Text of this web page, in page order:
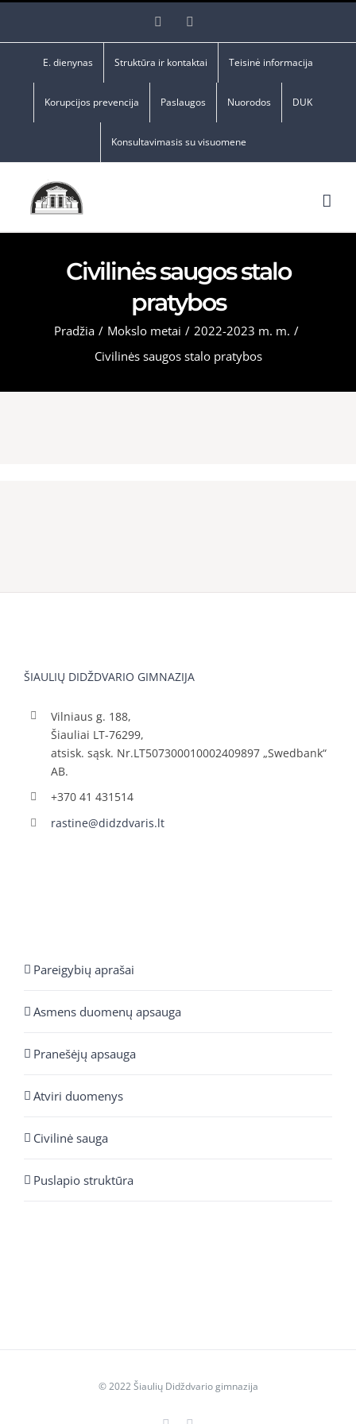
Facebook
E. dienynas Struktūra ir kontaktai Teisinė informacija
Korupcijos prevencija Paslaugos Nuorodos DUK
Konsultavimasis su visuomene
Civilinės saugos stalo
pratybos
Pradžia / Mokslo metai / 2022-2023 m. m. /
Civilinės saugos stalo pratybos
ŠIAULIŲ DIDŽDVARIO GIMNAZIJA
Vilniaus g. 188,
Šiauliai LT-76299,
atsisk. sąsk. Nr.LT507300010002409897 „Swedbank“
AB.
+370 41 431514
rastine@didzdvaris.lt
Pareigybių aprašai
Asmens duomenų apsauga
Pranešėjų apsauga
Atviri duomenys
Civilinė sauga
Puslapio struktūra
© 2022 Šiaulių Didždvario gimnazija